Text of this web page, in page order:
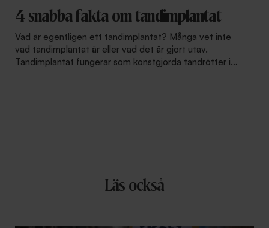
4 snabba fakta om tandimplantat
Vad är egentligen ett tandimplantat? Många vet inte
vad tandimplantat är eller vad det är gjort utav.
Tandimplantat fungerar som konstgjorda tandrötter i
Läs också